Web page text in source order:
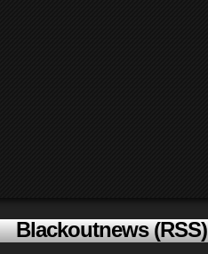
Blackoutnews (RSS)